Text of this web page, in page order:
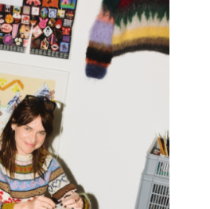
interiørdesigner
på